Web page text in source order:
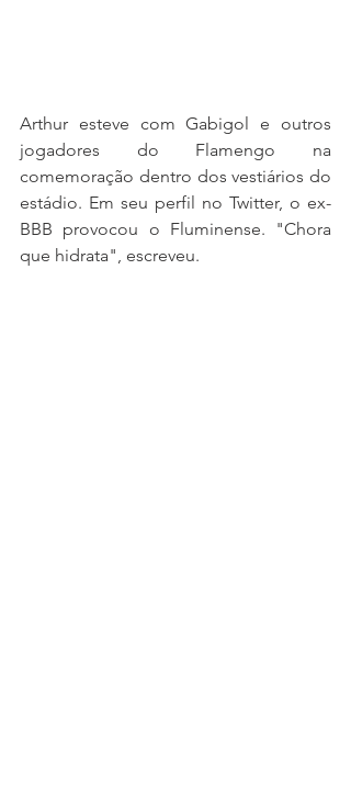
Arthur esteve com Gabigol e outros
jogadores do Flamengo na
comemoração dentro dos vestiários do
estádio. Em seu perfil no Twitter, o ex-
BBB provocou o Fluminense. "Chora
que hidrata", escreveu.